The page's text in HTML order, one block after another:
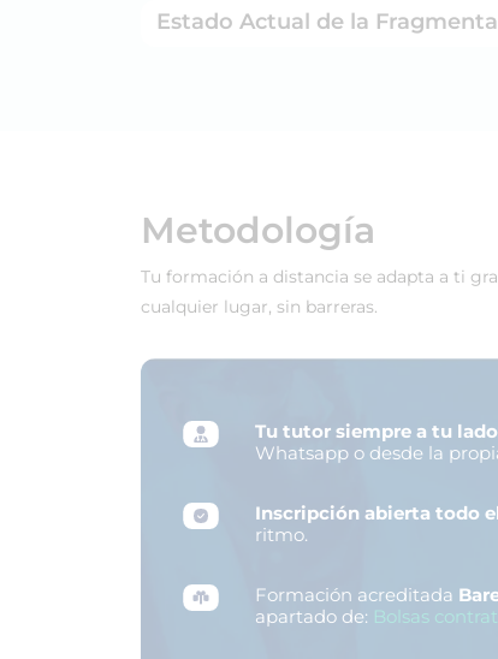
Estado Actual de la
Metodología
Tu formación a distancia se adapta a ti
cualquier lugar, sin barreras.
Tu tutor siempre a tu lado
Whatsapp o desde la
Inscripción abierta todo
ritmo.
Formación acreditada
apartado de: Bolsas